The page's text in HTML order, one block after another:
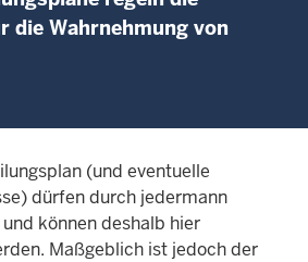
die Wahrnehmung von
(und eventuelle
dürfen durch jedermann
können deshalb hier
Maßgeblich ist jedoch der